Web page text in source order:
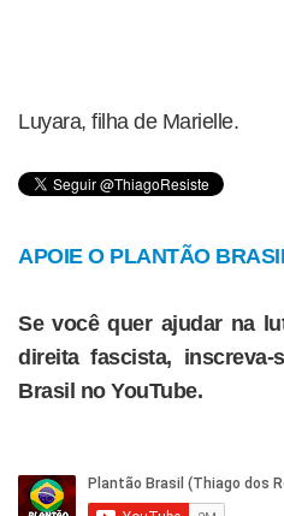
Luyara, filha de Marielle.
APOIE O PLANTÃO
Se você quer ajudar na
direita fascista,
Brasil no YouTube.